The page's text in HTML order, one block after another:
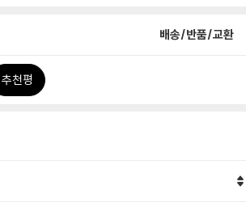
배송/반품/교환
추천평